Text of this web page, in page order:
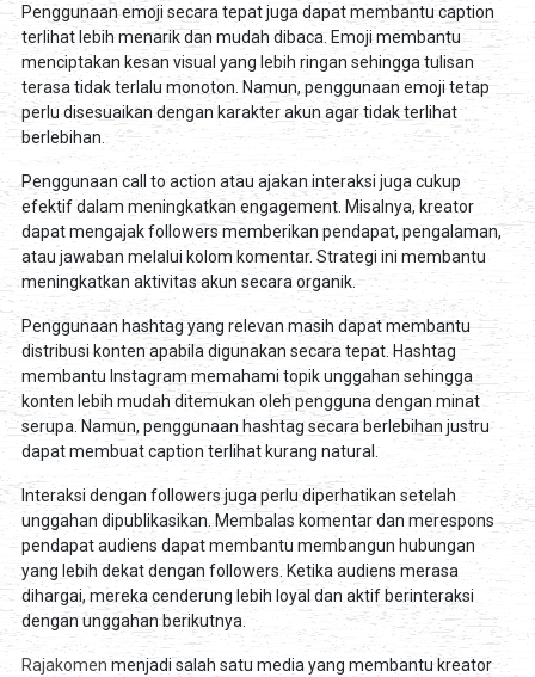
Penggunaan emoji secara tepat juga dapat membantu caption
terlihat lebih menarik dan mudah dibaca. Emoji membantu
menciptakan kesan visual yang lebih ringan sehingga tulisan
terasa tidak terlalu monoton. Namun, penggunaan emoji tetap
perlu disesuaikan dengan karakter akun agar tidak terlihat
berlebihan.
Penggunaan call to action atau ajakan interaksi juga cukup
efektif dalam meningkatkan engagement. Misalnya, kreator
dapat mengajak followers memberikan pendapat, pengalaman,
atau jawaban melalui kolom komentar. Strategi ini membantu
meningkatkan aktivitas akun secara organik.
Penggunaan hashtag yang relevan masih dapat membantu
distribusi konten apabila digunakan secara tepat. Hashtag
membantu Instagram memahami topik unggahan sehingga
konten lebih mudah ditemukan oleh pengguna dengan minat
serupa. Namun, penggunaan hashtag secara berlebihan justru
dapat membuat caption terlihat kurang natural.
Interaksi dengan followers juga perlu diperhatikan setelah
unggahan dipublikasikan. Membalas komentar dan merespons
pendapat audiens dapat membantu membangun hubungan
yang lebih dekat dengan followers. Ketika audiens merasa
dihargai, mereka cenderung lebih loyal dan aktif berinteraksi
dengan unggahan berikutnya.
Rajakomen menjadi salah satu media yang membantu kreator